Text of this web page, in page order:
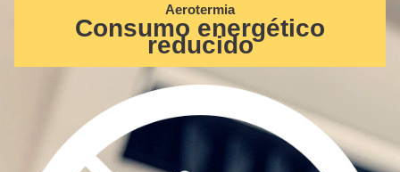
Aerotermia
Consumo energético
reducido